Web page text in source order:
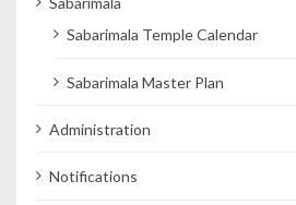
Sabarimala Temple Calendar
Sabarimala Master Plan
Administration
Notifications